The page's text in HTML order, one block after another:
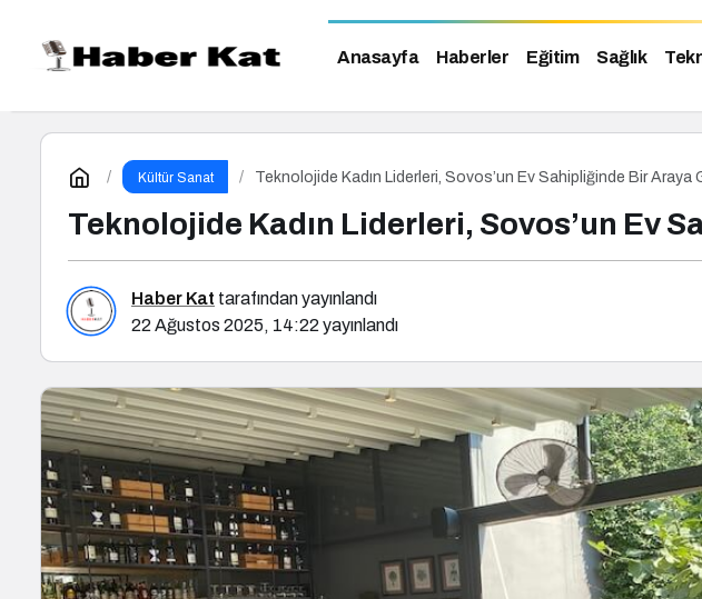
Anasayfa Haberler Eğitim Sağlık
Kültür Sanat Teknolojide Kadın Liderleri, Sovos’un Ev Sahipliğinde Bir Araya
Teknolojide Kadın Liderleri, Sovos’un Ev
Haber Kat tarafından yayınlandı
22 Ağustos 2025, 14:22 yayınlandı